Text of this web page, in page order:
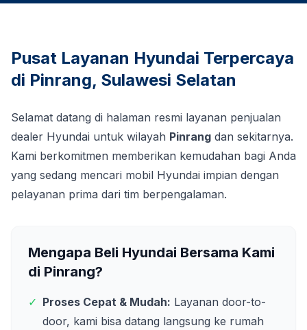
Pusat Layanan Hyundai Terpercaya
di Pinrang, Sulawesi Selatan
Selamat datang di halaman resmi layanan penjualan
dealer Hyundai untuk wilayah Pinrang dan sekitarnya.
Kami berkomitmen memberikan kemudahan bagi Anda
yang sedang mencari mobil Hyundai impian dengan
pelayanan prima dari tim berpengalaman.
Mengapa Beli Hyundai Bersama Kami
di Pinrang?
✓ Proses Cepat & Mudah: Layanan door-to-
door, kami bisa datang langsung ke rumah